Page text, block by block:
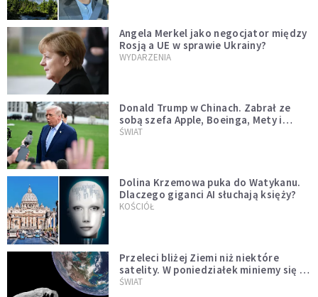
Angela Merkel jako negocjator między
Rosją a UE w sprawie Ukrainy?
WYDARZENIA
Donald Trump w Chinach. Zabrał ze
sobą szefa Apple, Boeinga, Mety i
Muska
ŚWIAT
Dolina Krzemowa puka do Watykanu.
Dlaczego giganci AI słuchają księży?
KOŚCIÓŁ
Przeleci bliżej Ziemi niż niektóre
satelity. W poniedziałek miniemy się z
asteroidą, która poprzedzi znacznie
ŚWIAT